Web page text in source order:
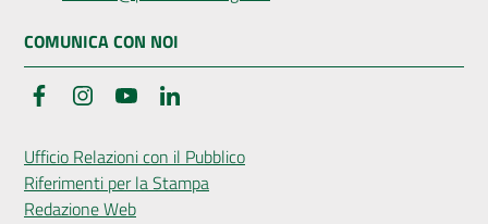
COMUNICA CON NOI
FacebookInstagramYouTube
Ufficio Relazioni con il Pubblico
Riferimenti per la Stampa
Redazione Web